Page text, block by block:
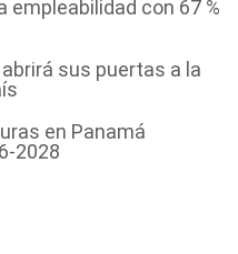
empleabilidad con 67 %
sus puertas a la
en Panamá
2028